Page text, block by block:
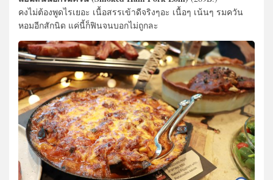
คงไม่ต้องพูดไรเยอะ เนื้อสรรเข้าดีจริงๆอะ เนื้อๆ เน้นๆ รมควัน
หอมอีกสักนิด แค่นี้ก็ฟินจนบอกไม่ถูกละ